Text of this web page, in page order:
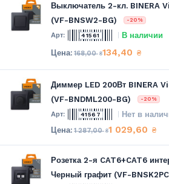
Выключатель 2-кл. BINERA
(VF-BNSW2-BG)
-20%
41561 В наличии
168,00₴134,40 ₴
Диммер LED 200Вт BINERA
(VF-BNDML200-BG)
-20%
41567 Нет в
1 287,00₴1 029,60 ₴
Розетка 2-я CAT6+CAT6
Черный графит (VF-